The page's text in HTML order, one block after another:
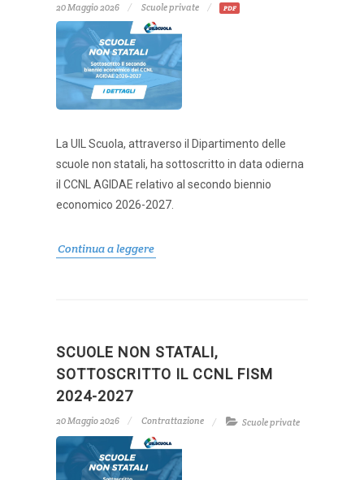
20 Maggio 2026 Scuole private PDF
La UIL Scuola, attraverso il Dipartimento delle
scuole non statali, ha sottoscritto in data odierna
il CCNL AGIDAE relativo al secondo biennio
economico 2026-2027.
Continua a leggere
SCUOLE NON STATALI,
SOTTOSCRITTO IL CCNL FISM
2024-2027
20 Maggio 2026 Contrattazione Scuole private